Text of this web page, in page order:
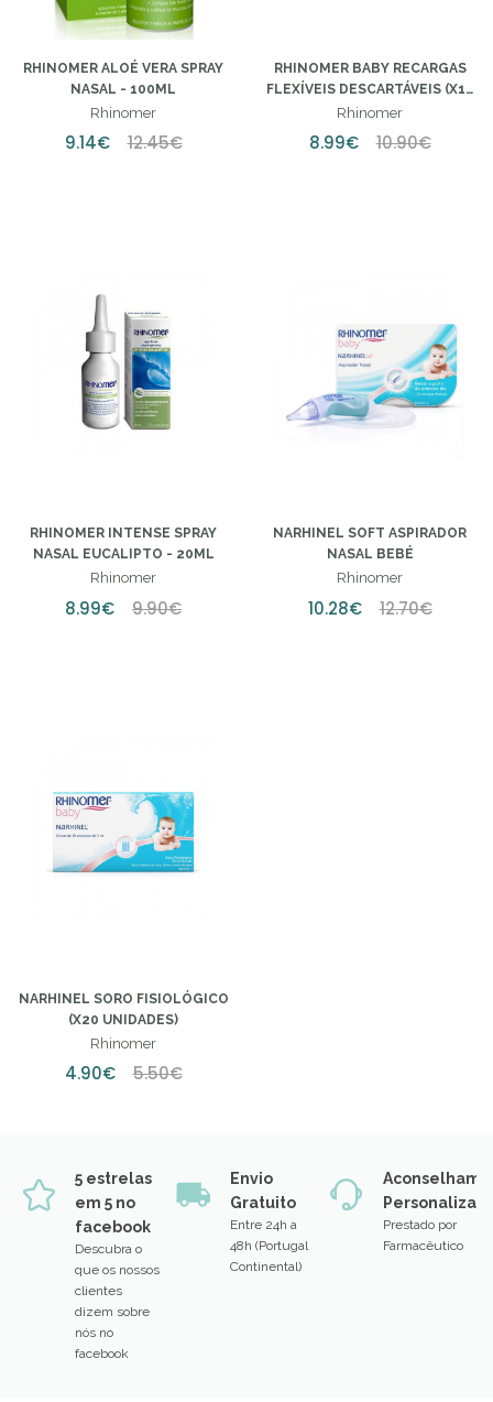
RHINOMER ALOÉ VERA SPRAY
NASAL - 100ML
Rhinomer
9.14€ 12.45€
RHINOMER BABY RECARGAS
FLEXÍVEIS DESCARTÁVEIS (X10
UNIDADES)
Rhinomer
8.99€ 10.90€
RHINOMER INTENSE SPRAY
NASAL EUCALIPTO - 20ML
Rhinomer
8.99€ 9.90€
NARHINEL SOFT ASPIRADOR
NASAL BEBÉ
Rhinomer
10.28€ 12.70€
NARHINEL SORO FISIOLÓGICO
(X20 UNIDADES)
Rhinomer
4.90€ 5.50€
5 estrelas
em 5 no
facebook
Descubra o
que os nossos
clientes
dizem sobre
nós no
facebook
Envio
Gratuito
Entre 24h a
48h (Portugal
Continental)
Prestado por
Farmacêutico